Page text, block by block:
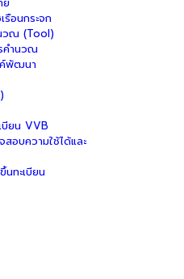
รือนกระจก
วณ (Tool)
คำนวณ
ค์พัฒนา
บียน VVB
อบความใช้ได้และ
ทะเบียน